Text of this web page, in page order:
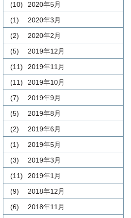
2020年5月
(10)
2020年3月
(1)
2020年2月
(2)
2019年12月
(5)
2019年11月
(11)
2019年10月
(11)
2019年9月
(7)
2019年8月
(5)
2019年6月
(2)
2019年5月
(1)
2019年3月
(3)
2019年1月
(11)
2018年12月
(9)
2018年11月
(6)